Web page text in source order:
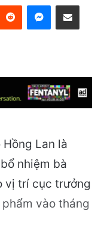
Reddit Messenger
Share via Email
Lan là
nhiệm bà
vị trí cục trưởng
vào tháng